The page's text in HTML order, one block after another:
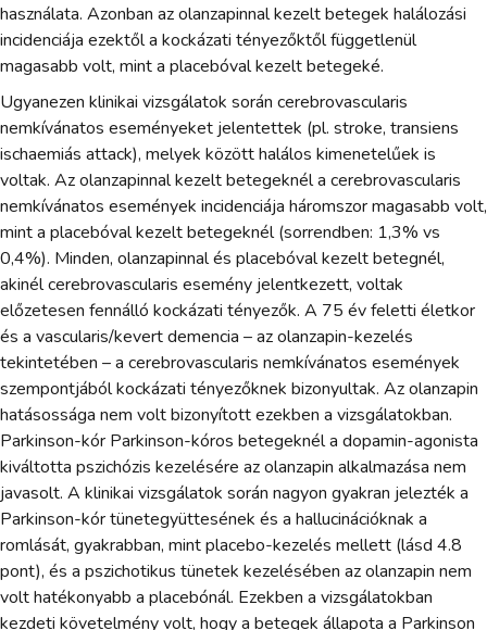
használata. Azonban az olanzapinnal kezelt betegek halálozási
incidenciája ezektől a kockázati tényezőktől függetlenül
magasabb volt, mint a placebóval kezelt betegeké.
Ugyanezen klinikai vizsgálatok során cerebrovascularis
nemkívánatos eseményeket jelentettek (pl. stroke, transiens
ischaemiás attack), melyek között halálos kimenetelűek is
voltak. Az olanzapinnal kezelt betegeknél a cerebrovascularis
nemkívánatos események incidenciája háromszor magasabb volt,
mint a placebóval kezelt betegeknél (sorrendben: 1,3% vs
0,4%). Minden, olanzapinnal és placebóval kezelt betegnél,
akinél cerebrovascularis esemény jelentkezett, voltak
előzetesen fennálló kockázati tényezők. A 75 év feletti életkor
és a vascularis/kevert demencia – az olanzapin-kezelés
tekintetében – a cerebrovascularis nemkívánatos események
szempontjából kockázati tényezőknek bizonyultak. Az olanzapin
hatásossága nem volt bizonyított ezekben a vizsgálatokban.
Parkinson-kór Parkinson-kóros betegeknél a dopamin-agonista
kiváltotta pszichózis kezelésére az olanzapin alkalmazása nem
javasolt. A klinikai vizsgálatok során nagyon gyakran jelezték a
Parkinson-kór tünetegyüttesének és a hallucinációknak a
romlását, gyakrabban, mint placebo-kezelés mellett (lásd 4.8
pont), és a pszichotikus tünetek kezelésében az olanzapin nem
volt hatékonyabb a placebónál. Ezekben a vizsgálatokban
kezdeti követelmény volt, hogy a betegek állapota a Parkinson